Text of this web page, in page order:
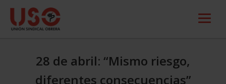
28 de abril: “Mismo riesgo,
diferentes consecuencias”